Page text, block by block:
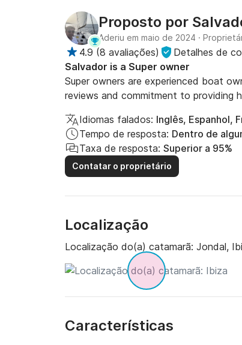
Proposto por
Aderiu em maio de 2024 ·
4.9 (8 avaliações) Detalhes de
Salvador is a Super owner
Super owners are experienced boat
reviews and commitment to providing
Idiomas falados: Inglês, Espanhol,
Tempo de resposta: Dentro de
Taxa de resposta: Superior a 95%
Contatar o proprietário
Localização
Localização do(a) catamarã: Jondal,
Características